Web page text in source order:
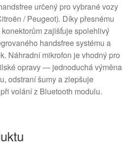
určený pro vybrané vozy
/ Peugeot). Díky přesnému
zajišťuje spolehlivý
handsfree systému a
Náhradní mikrofon je vhodný pro
opravy — jednoduchá výměna
odstraní šumy a zlepšuje
volání z Bluetooth modulu.